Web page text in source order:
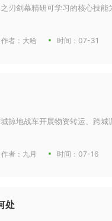
刃剑幕精研可学习的核心技能
作者：大哈 时间：07-31
掠地战车开展物资转运、跨城
作者：九月 时间：07-16
处